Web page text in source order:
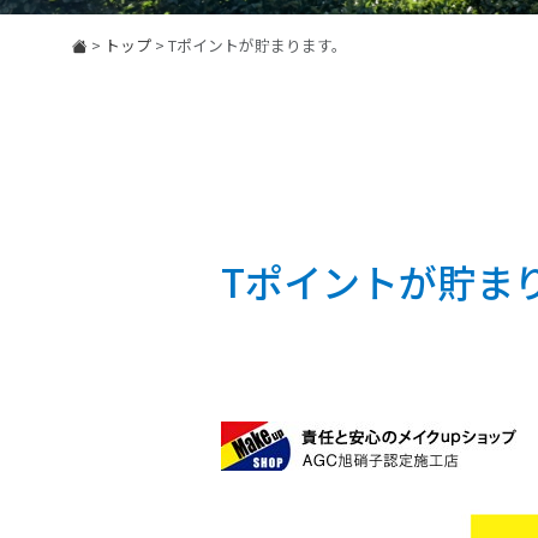
> トップ > Tポイントが貯まります。
Tポイントが貯ま